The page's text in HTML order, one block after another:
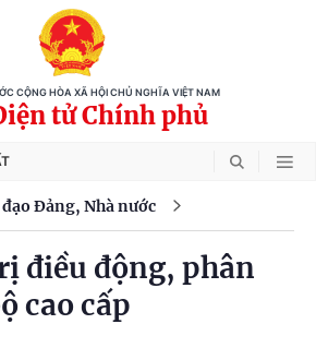
CỘNG HÒA XÃ HỘI CHỦ NGHĨA VIỆT NAM
tử Chính phủ
Đảng, Nhà nước
điều động, phân
cao cấp